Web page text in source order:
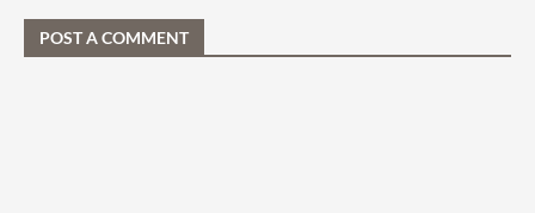
POST A COMMENT